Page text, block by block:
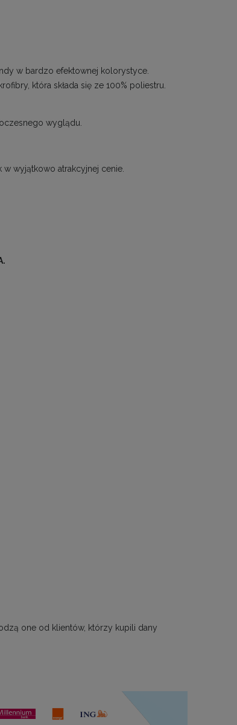
w bardzo efektownej kolorystyce.
która składa się ze 100% poliestru.
wyglądu.
wyjątkowo atrakcyjnej cenie.
one od klientów, którzy kupili dany